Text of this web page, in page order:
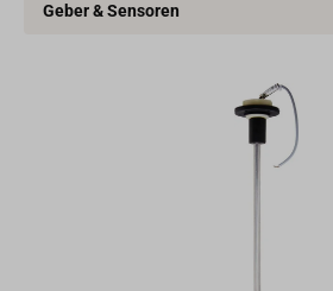
Geber & Sensoren